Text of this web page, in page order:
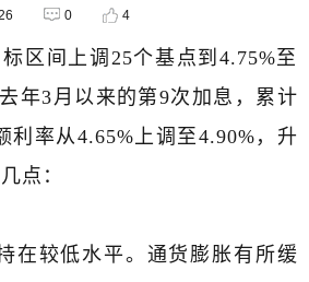
0 4
区间上调25个基点到4.75%至
年3月以来的第9次加息，累计
率从4.65%上调至4.90%，升
点：
在较低水平。通货膨胀有所缓